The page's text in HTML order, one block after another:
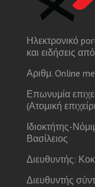
Ηλεκτρονικό
και ειδήσεις
Αριθμ. Online
Επωνυμία
(Ατομική
Ιδιοκτήτης-
Βασίλειος
Διευθυντής:
Διευθυντής